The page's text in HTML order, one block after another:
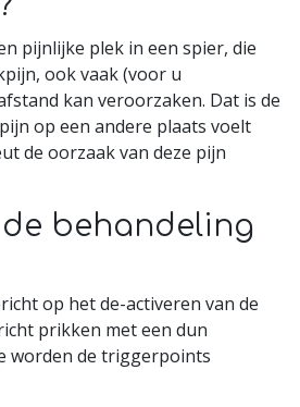
pijnlijke plek in een spier, die
ook vaak (voor u
kan veroorzaken. Dat is de
op een andere plaats voelt
de oorzaak van deze pijn
behandeling
op het de-activeren van de
prikken met een dun
worden de triggerpoints